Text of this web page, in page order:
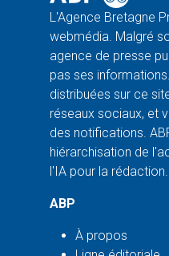
L'Agence Bretagne
webmédia. Malgré
agence de presse
pas ses
distribuées sur ce
réseaux sociaux, et
des notifications.
hiérarchisation de
l'IA pour la rédaction.
ABP
À propos